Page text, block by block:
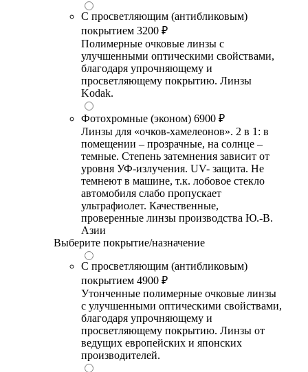
С просветляющим (антибликовым)
покрытием 3200 ₽
Полимерные очковые линзы с
улучшенными оптическими свойствами,
благодаря упрочняющему и
просветляющему покрытию. Линзы
Kodak.
Фотохромные (эконом) 6900 ₽
Линзы для «очков-хамелеонов». 2 в 1: в
помещении – прозрачные, на солнце –
темные. Степень затемнения зависит от
уровня УФ-излучения. UV- защита. Не
темнеют в машине, т.к. лобовое стекло
автомобиля слабо пропускает
ультрафиолет. Качественные,
проверенные линзы производства Ю.-В.
Азии
Выберите покрытие/назначение
С просветляющим (антибликовым)
покрытием 4900 ₽
Утонченные полимерные очковые линзы
с улучшенными оптическими свойствами,
благодаря упрочняющему и
просветляющему покрытию. Линзы от
ведущих европейских и японских
производителей.